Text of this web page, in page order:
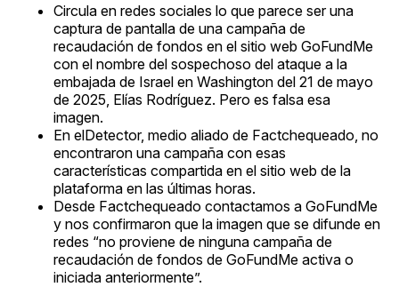
Circula en redes sociales lo que parece ser una
captura de pantalla de una campaña de
recaudación de fondos en el sitio web GoFundMe
con el nombre del sospechoso del ataque a la
embajada de Israel en Washington del 21 de mayo
de 2025, Elías Rodríguez. Pero es falsa esa
imagen.
En elDetector, medio aliado de Factchequeado, no
encontraron una campaña con esas
características compartida en el sitio web de la
plataforma en las últimas horas.
Desde Factchequeado contactamos a GoFundMe
y nos confirmaron que la imagen que se difunde en
redes “no proviene de ninguna campaña de
recaudación de fondos de GoFundMe activa o
iniciada anteriormente”.